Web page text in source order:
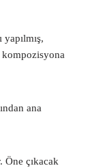
ana
Öne çıkacak